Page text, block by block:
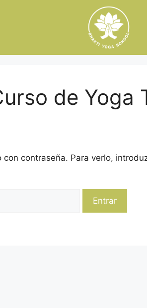
de Yoga
contraseña. Para verlo,